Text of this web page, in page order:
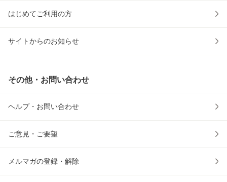
はじめてご利用の方
サイトからのお知らせ
その他・お問い合わせ
ヘルプ・お問い合わせ
ご意見・ご要望
メルマガの登録・解除